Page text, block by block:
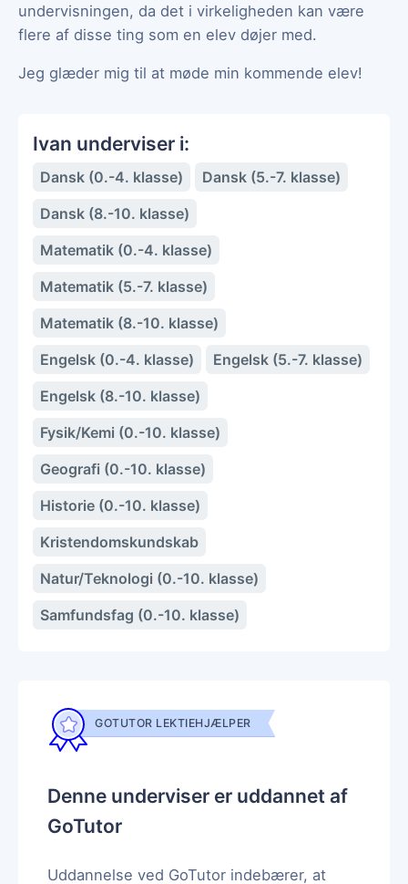
undervisningen, da det i virkeligheden kan være
flere af disse ting som en elev døjer med.
Jeg glæder mig til at møde min kommende elev!
Ivan underviser i:
Dansk (0.-4. klasse)
Dansk (5.-7. klasse)
Dansk (8.-10. klasse)
Matematik (0.-4. klasse)
Matematik (5.-7. klasse)
Matematik (8.-10. klasse)
Engelsk (0.-4. klasse)
Engelsk (5.-7. klasse)
Engelsk (8.-10. klasse)
Fysik/Kemi (0.-10. klasse)
Geografi (0.-10. klasse)
Historie (0.-10. klasse)
Kristendomskundskab
Natur/Teknologi (0.-10. klasse)
Samfundsfag (0.-10. klasse)
GOTUTOR LEKTIEHJÆLPER
Denne underviser er uddannet af
GoTutor
Uddannelse ved GoTutor indebærer, at